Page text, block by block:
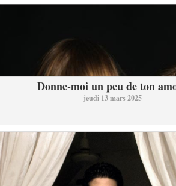
Donne-moi un peu de ton
jeudi 13 mars 2025